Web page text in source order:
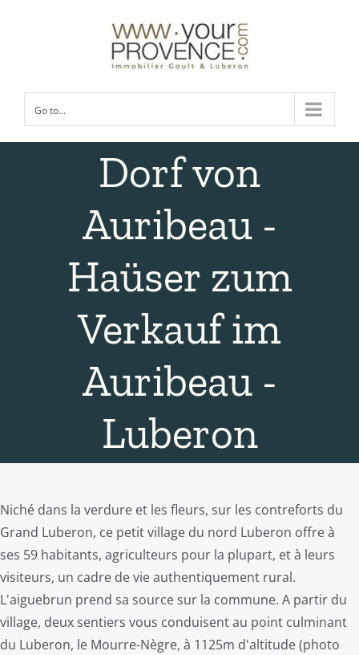
Go to...
Dorf von
Auribeau -
Haüser zum
Verkauf im
Auribeau -
Luberon
Niché dans la verdure et les fleurs, sur les contreforts du
Grand Luberon, ce petit village du nord Luberon offre à
ses 59 habitants, agriculteurs pour la plupart, et à leurs
visiteurs, un cadre de vie authentiquement rural.
L'aiguebrun prend sa source sur la commune. A partir du
village, deux sentiers vous conduisent au point culminant
du Luberon, le Mourre-Nègre, à 1125m d'altitude (photo